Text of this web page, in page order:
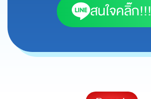
สนใจคลิ๊ก!!!